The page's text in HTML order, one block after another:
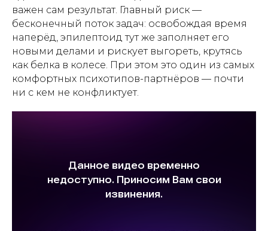
важен сам результат. Главный риск —
бесконечный поток задач: освобождая время
наперёд, эпилептоид тут же заполняет его
новыми делами и рискует выгореть, крутясь
как белка в колесе. При этом это один из самых
комфортных психотипов-партнёров — почти
ни с кем не конфликтует.